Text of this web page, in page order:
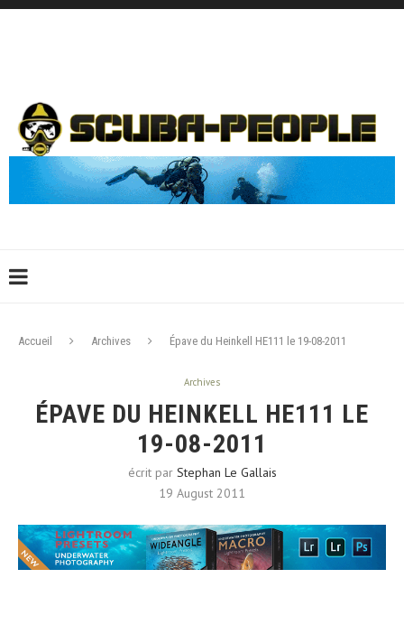
Accueil Archives Épave du Heinkell HE111 le 19-08-2011
Archives
ÉPAVE DU HEINKELL HE111 LE
19-08-2011
écrit par Stephan Le Gallais
19 August 2011